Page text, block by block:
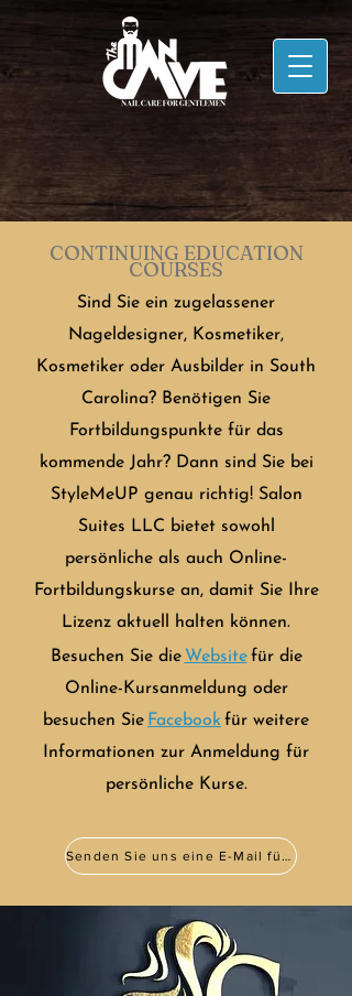
CONTINUING EDUCATION
COURSES
Sind Sie ein zugelassener
Nageldesigner, Kosmetiker,
Kosmetiker oder Ausbilder in South
Carolina? Benötigen Sie
Fortbildungspunkte für das
kommende Jahr? Dann sind Sie bei
StyleMeUP genau richtig! Salon
Suites LLC bietet sowohl
persönliche als auch Online-
Fortbildungskurse an, damit Sie Ihre
Lizenz aktuell halten können.
Besuchen Sie die Website für die
Online-Kursanmeldung oder
besuchen Sie Facebookfür weitere
Informationen zur Anmeldung für
persönliche Kurse.
Senden Sie uns eine E-Mail für weitere Informationen